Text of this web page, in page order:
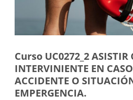
Curso UC0272_2 ASISTIR
INTERVINIENTE EN
ACCIDENTE O
EMPERGENCIA.